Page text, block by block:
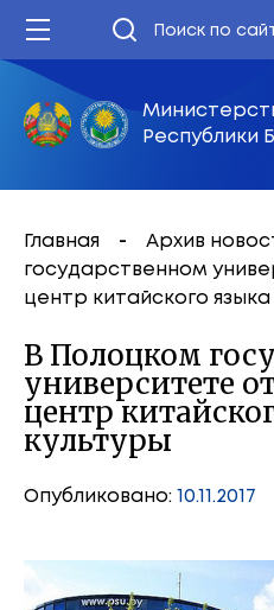
Республики
Главная Архив
государственном
центр китайского языка
В Полоцком
университете
центр
культуры
Опубликовано: 10.11.2017